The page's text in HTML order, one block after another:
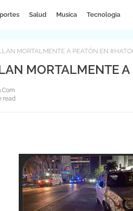
Salud Musica Tecnologia
MORTALMENTE A PEATÓN EN
MORTALMENTE
read